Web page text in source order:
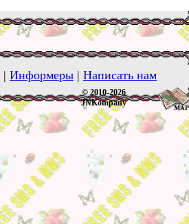
| Информеры | Написать нам
© 2010-2026
JNKompany